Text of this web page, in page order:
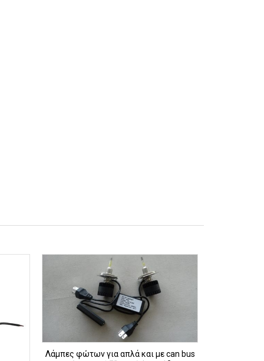
ΠΡΟΒΟΛΗ
Λάμπες φώτων για απλά και με can bus